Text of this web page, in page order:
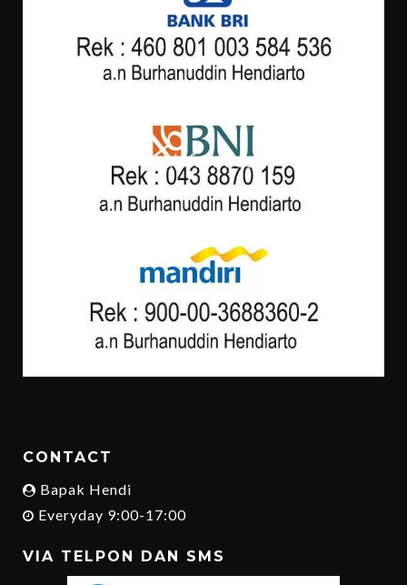
CONTACT
Bapak Hendi
Everyday 9:00-17:00
VIA TELPON DAN SMS